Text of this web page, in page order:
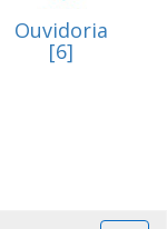
Ouvidoria
[6]